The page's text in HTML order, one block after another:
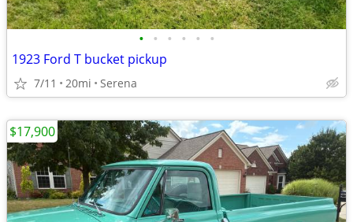
• • • • • •
1923 Ford T bucket pickup
7/11 20mi Serena
$17,900